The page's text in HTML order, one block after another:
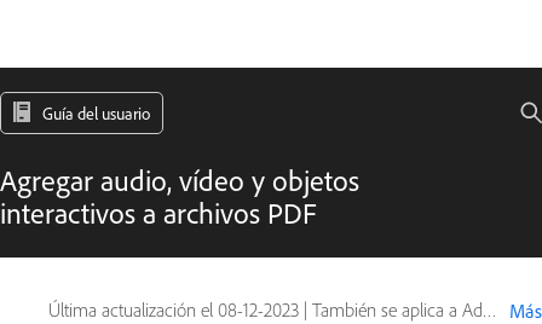
Guía del usuario
Agregar audio, vídeo y objetos
interactivos a archivos PDF
Última actualización el 08-12-2023 | También se aplica a Adobe Acrobat 2017, Adobe Acrobat 2020 Más